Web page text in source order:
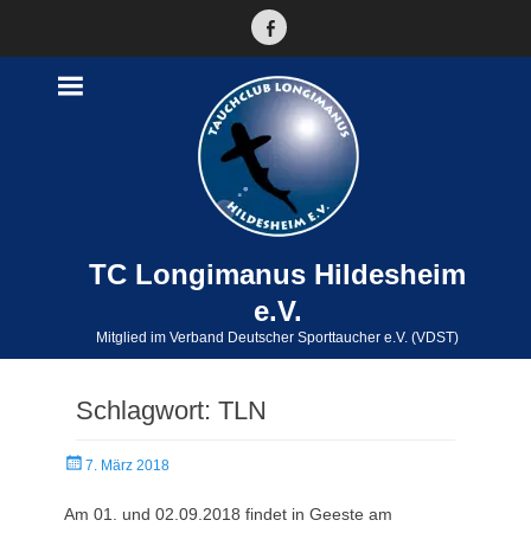
Facebook
TC Longimanus Hildesheim
e.V.
Mitglied im Verband Deutscher Sporttaucher e.V. (VDST)
Schlagwort: TLN
Veröffentlicht
7. März 2018
Am 01. und 02.09.2018 findet in Geeste am